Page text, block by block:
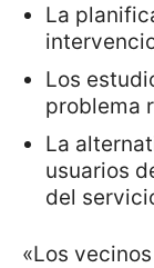
La
Los
problema
La
usuarios
del
«Los